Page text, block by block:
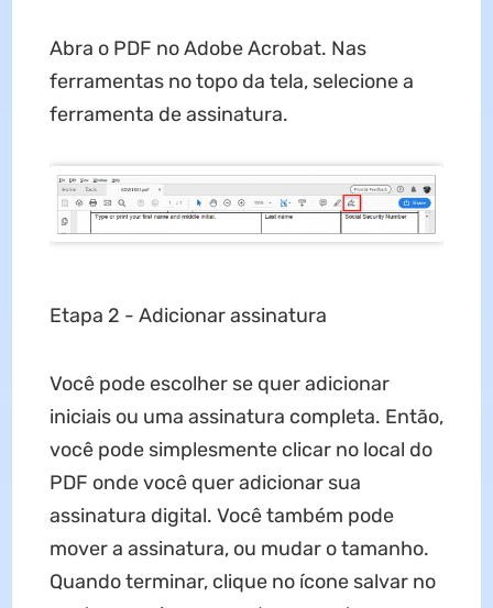
Abra o PDF no Adobe Acrobat. Nas
ferramentas no topo da tela, selecione a
ferramenta de assinatura.
Etapa 2 - Adicionar assinatura
Você pode escolher se quer adicionar
iniciais ou uma assinatura completa. Então,
você pode simplesmente clicar no local do
PDF onde você quer adicionar sua
assinatura digital. Você também pode
mover a assinatura, ou mudar o tamanho.
Quando terminar, clique no ícone salvar no